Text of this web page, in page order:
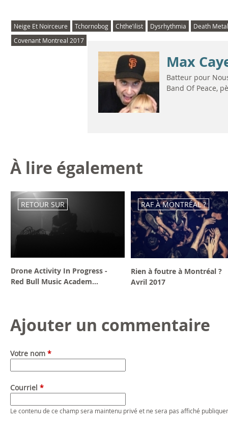
Neige Et Noirceure Tchornobog Chthe’ilist Dysrhythmia
Death Metal
Covenant Montreal 2017
Max
Batteur pour
Band Of Peace,
À lire également
RETOUR SUR
Drone Activity In Progress -
Red Bull Music Academ...
RAF À MONTRÉAL ?
Rien à foutre à Montréal ?
Avril 2017
Ajouter un commentaire
Votre nom *
Courriel *
Le contenu de ce champ sera maintenu privé et ne sera pas affiché